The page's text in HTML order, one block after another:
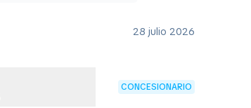
28 julio 2026
CONCESIONARIO